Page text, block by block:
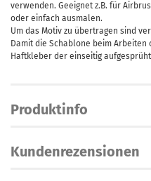
verwenden. Geeignet z.B. für
oder einfach ausmalen.
Um das Motiv zu übertragen sind
Damit die Schablone beim
Haftkleber der einseitig
Produktinfo
Kundenrezensionen